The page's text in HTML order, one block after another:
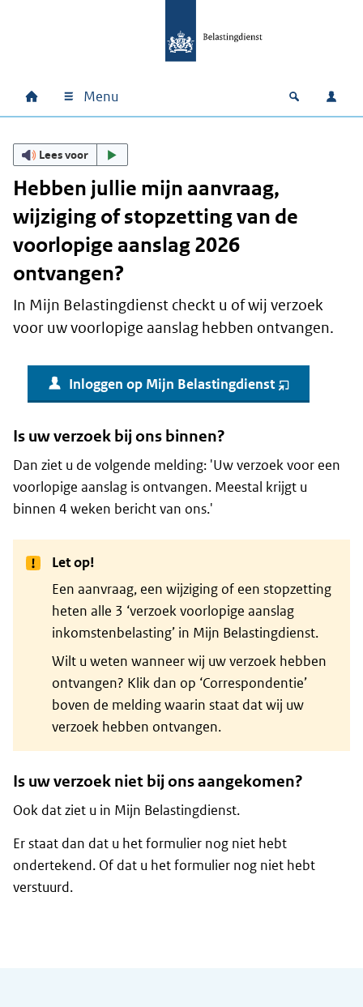
Hoofdnavigatie
Home Menu Open
Lees voor
Hebben jullie mijn aanvraag,
wijziging of stopzetting van de
voorlopige aanslag 2026
ontvangen?
In Mijn Belastingdienst checkt u of wij verzoek
voor uw voorlopige aanslag hebben ontvangen.
Inloggen op Mijn Belastingdienst (opent
nieuw
Is uw verzoek bij ons binnen?
Dan ziet u de volgende melding: 'Uw verzoek voor een
voorlopige aanslag is ontvangen. Meestal krijgt u
binnen 4 weken bericht van ons.'
Let op!
Een aanvraag, een wijziging of een stopzetting
heten alle 3 ‘verzoek voorlopige aanslag
inkomstenbelasting’ in Mijn Belastingdienst.
Wilt u weten wanneer wij uw verzoek hebben
ontvangen? Klik dan op ‘Correspondentie’
boven de melding waarin staat dat wij uw
verzoek hebben ontvangen.
Is uw verzoek niet bij ons aangekomen?
Ook dat ziet u in Mijn Belastingdienst.
Er staat dan dat u het formulier nog niet hebt
ondertekend. Of dat u het formulier nog niet hebt
verstuurd.